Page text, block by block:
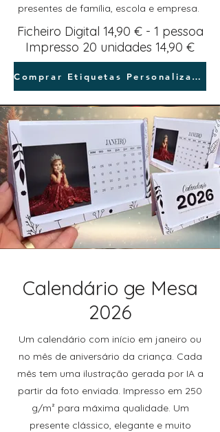
presentes de família, escola e empresa.
Ficheiro Digital 14,90 € - 1 pessoa
Impresso 20 unidades 14,90 €
Comprar Etiquetas Personalizadas
Calendário ge Mesa
2026
Um calendário com início em janeiro ou
no mês de aniversário da criança. Cada
mês tem uma ilustração gerada por IA a
partir da foto enviada. Impresso em 250
g/m² para máxima qualidade. Um
presente clássico, elegante e muito